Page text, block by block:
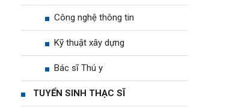
Công nghệ thông tin
Kỹ thuật xây dựng
Bác sĩ Thú y
TUYỂN SINH THẠC SĨ